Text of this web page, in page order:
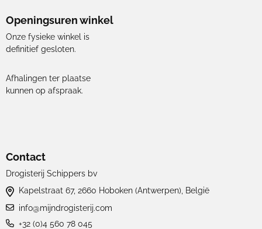
Openingsuren winkel
Onze fysieke winkel is
definitief gesloten.
Afhalingen ter plaatse
kunnen op afspraak.
Contact
Drogisterij Schippers bv
Kapelstraat 67, 2660 Hoboken (Antwerpen), België
info@mijndrogisterij.com
+32 (0)4 560 78 045